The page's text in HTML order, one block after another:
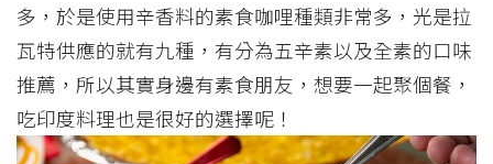
多，於是使用辛香料的素食咖哩種類非常多，光是拉
瓦特供應的就有九種，有分為五辛素以及全素的口味
推薦，所以其實身邊有素食朋友，想要一起聚個餐，
吃印度料理也是很好的選擇呢！